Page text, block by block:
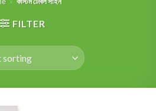
FILTER